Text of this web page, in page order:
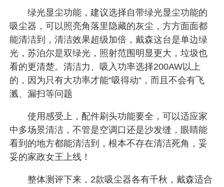
绿光显尘功能，建议选择自带绿光显尘功能的
吸尘器，可以照亮角落里隐藏的灰尘，方方面面都
能清洁到，清洁效果超级加倍，戴森这台是单边绿
光，苏泊尔是双绿光，照射范围明显更大，垃圾也
看的更清楚。清洁力、吸入功率选择200AW以上
的，因为只有大功率才能“吸得动“，而且不会有飞
溅、漏扫等问题
使用感受上，配件刷头功能要全，可以适应家
中多场景清洁，不管是空调口还是沙发缝，眼睛能
看到的地方都能清洁到，根本不存在清洁死角，妥
妥的家政女王上线！
整体测评下来，2款吸尘器各有千秋，戴森适合